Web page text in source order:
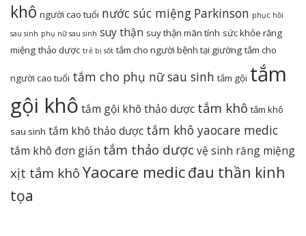
khô người cao tuổi nước súc miệng Parkinson phục hồi
sau sinh phụ nữ sau sinh suy thận suy thận mãn tính sức khỏe răng
miệng thảo dược trẻ bị sốt tắm cho người bệnh tại giường tắm cho
người cao tuổi tắm cho phụ nữ sau sinh tắm gội tắm
gội khô tắm gội khô thảo dược tắm khô tắm khô
sau sinh tắm khô thảo dược tắm khô yaocare medic
tắm khô đơn giản tắm thảo dược vệ sinh răng miệng
xịt tắm khôYaocare medicđau thần kinh
tọa